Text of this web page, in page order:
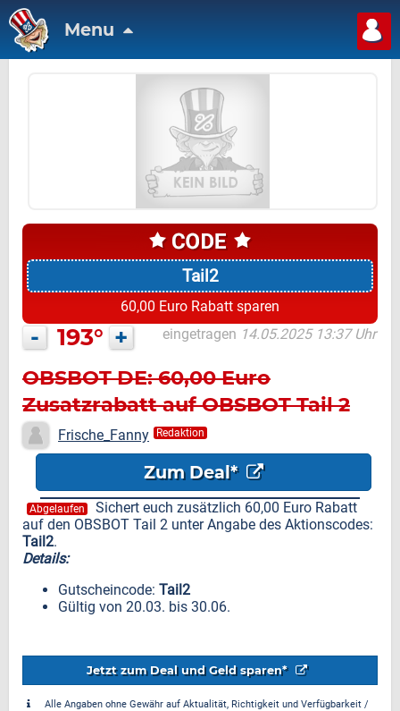
Menu
Tail2
60,00 Euro Rabatt sparen
- 193° + eingetragen 14.05.2025 13:37 Uhr
OBSBOT DE: 60,00 Euro
Zusatzrabatt auf OBSBOT Tail 2
Frische_Fanny Redaktion
Zum Deal*
Abgelaufen
Sichert euch zusätzlich 60,00 Euro Rabatt
auf den OBSBOT Tail 2 unter Angabe des Aktionscodes:
Tail2.
Details:
Gutscheincode: Tail2
Gültig von 20.03. bis 30.06.
Jetzt zum Deal und Geld sparen*
Alle Angaben ohne Gewähr auf Aktualität, Richtigkeit und Verfügbarkeit /